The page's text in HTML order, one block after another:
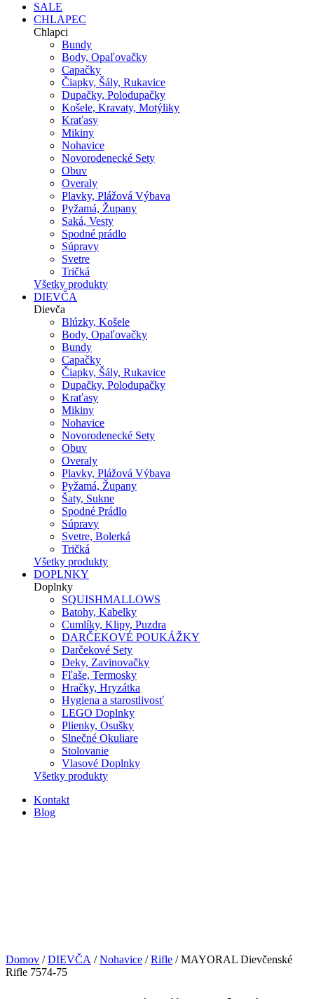
SALE
CHLAPEC
Chlapci
Bundy
Body, Opaľovačky
Capačky
Čiapky, Šály, Rukavice
Dupačky, Polodupačky
Košele, Kravaty, Motýliky
Kraťasy
Mikiny
Nohavice
Novorodenecké Sety
Obuv
Overaly
Plavky, Plážová Výbava
Pyžamá, Župany
Saká, Vesty
Spodné prádlo
Súpravy
Svetre
Tričká
Všetky produkty
DIEVČA
Dievča
Blúzky, Košele
Body, Opaľovačky
Bundy
Capačky
Čiapky, Šály, Rukavice
Dupačky, Polodupačky
Kraťasy
Mikiny
Nohavice
Novorodenecké Sety
Obuv
Overaly
Plavky, Plážová Výbava
Pyžamá, Župany
Šaty, Sukne
Spodné Prádlo
Súpravy
Svetre, Bolerká
Tričká
Všetky produkty
DOPLNKY
Doplnky
SQUISHMALLOWS
Batohy, Kabelky
Cumlíky, Klipy, Puzdra
DARČEKOVÉ POUKÁŽKY
Darčekové Sety
Deky, Zavinovačky
Fľaše, Termosky
Hračky, Hryzátka
Hygiena a starostlivosť
LEGO Doplnky
Plienky, Osušky
Slnečné Okuliare
Stolovanie
Vlasové Doplnky
Všetky produkty
Kontakt
Blog
Domov /DIEVČA /Nohavice /Rifle / MAYORAL Dievčenské
Rifle 7574-75